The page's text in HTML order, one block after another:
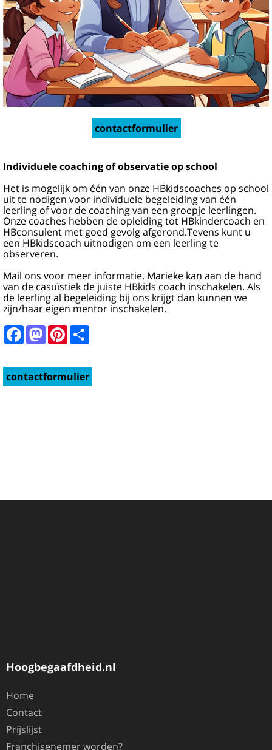
contactformulier
Individuele coaching of observatie op school
Het is mogelijk om één van onze HBkidscoaches op school
uit te nodigen voor individuele begeleiding van één
leerling of voor de coaching van een groepje leerlingen.
Onze coaches hebben de opleiding tot HBkindercoach en
HBconsulent met goed gevolg afgerond.Tevens kunt u
een HBkidscoach uitnodigen om een leerling te
observeren.
Mail ons voor meer informatie. Marieke kan aan de hand
van de casuïstiek de juiste HBkids coach inschakelen. Als
de leerling al begeleiding bij ons krijgt dan kunnen we
zijn/haar eigen mentor inschakelen.
FacebookMastodon
Pinterest
contactformulier
Hoogbegaafdheid.nl
Home
Contact
Prijslijst
Franchisenemer worden?